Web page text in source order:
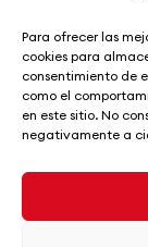
Para ofrecer las
cookies para
consentimiento de
como el
en este sitio. No
negativamente a
La Ruta del
Museo del
Noticias
Contacto